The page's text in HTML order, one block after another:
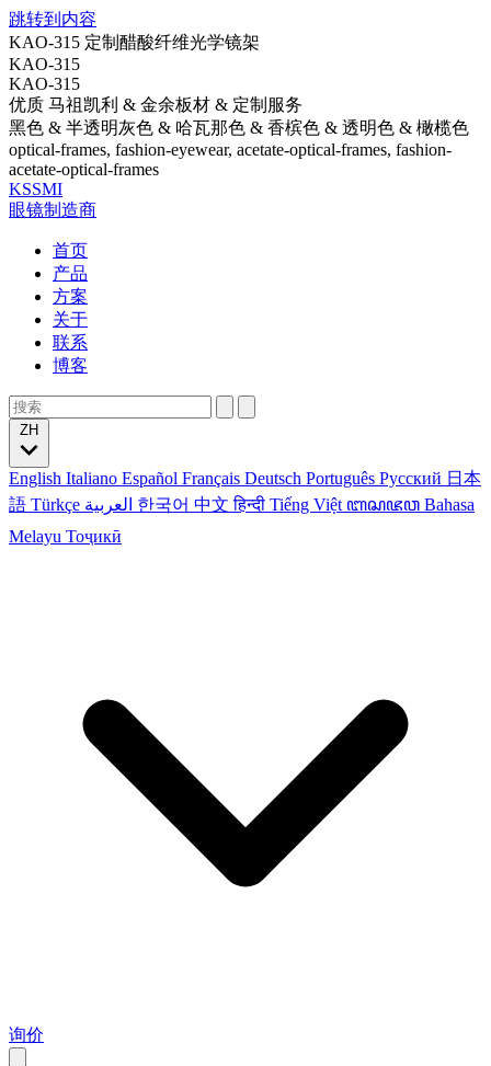
跳转到内容
KAO-315 定制醋酸纤维光学镜架
KAO-315
KAO-315
优质 马祖凯利 & 金余板材 & 定制服务
黑色 & 半透明灰色 & 哈瓦那色 & 香槟色 & 透明色 & 橄榄色
optical-frames, fashion-eyewear, acetate-optical-frames, fashion-
acetate-optical-frames
KSSMI
眼镜制造商
首页
产品
方案
关于
联系
博客
English Italiano Español Français Deutsch Português Русский 日本
語 Türkçe 한국어 中文हिन्दी Tiếng Việt ꦧꦱꦗꦮ Bahasa
Melayu Тоҷикӣ
询价